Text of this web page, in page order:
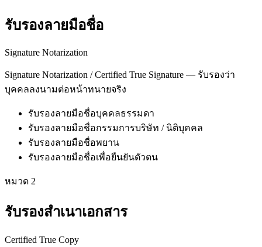
รับรองลายมือชื่อ
Signature Notarization
Signature Notarization / Certified True Signature — รับรองว่า
บุคคลลงนามต่อหน้าทนายจริง
รับรองลายมือชื่อบุคคลธรรมดา
รับรองลายมือชื่อกรรมการบริษัท / นิติบุคคล
รับรองลายมือชื่อพยาน
รับรองลายมือชื่อเพื่อยืนยันตัวตน
หมวด 2
รับรองสำเนาเอกสาร
Certified True Copy